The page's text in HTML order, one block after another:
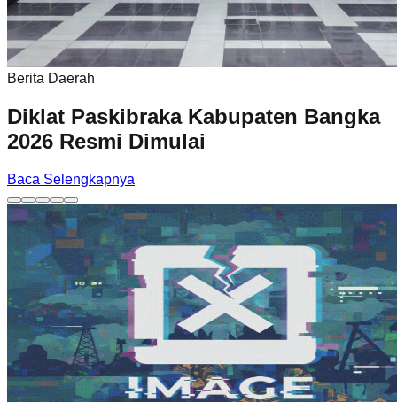
Berita Daerah
Diklat Paskibraka Kabupaten Bangka
2026 Resmi Dimulai
Baca Selengkapnya